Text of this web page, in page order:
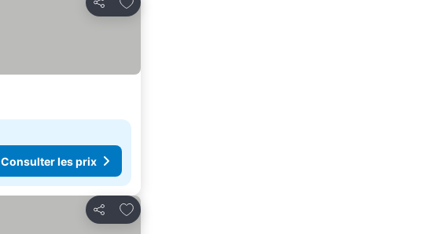
Partager
Consulter les prix
Partager
Ajouter à mes favoris